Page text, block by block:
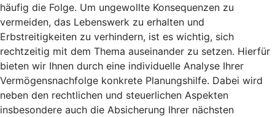
häufig die Folge. Um ungewollte Konsequenzen zu
vermeiden, das Lebenswerk zu erhalten und
Erbstreitigkeiten zu verhindern, ist es wichtig, sich
rechtzeitig mit dem Thema auseinander zu setzen. Hierfür
bieten wir Ihnen durch eine individuelle Analyse Ihrer
Vermögensnachfolge konkrete Planungshilfe. Dabei wird
neben den rechtlichen und steuerlichen Aspekten
insbesondere auch die Absicherung Ihrer nächsten